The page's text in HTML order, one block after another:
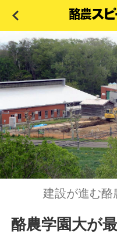
建設が進む酪
酪農学園大が